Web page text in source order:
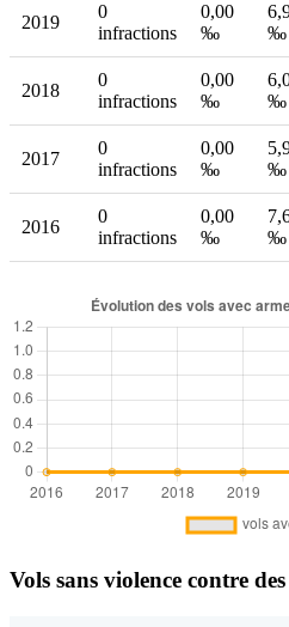
2019
0
infractions
0,00
‰
‰
2018
0
infractions
0,00
‰
‰
2017
0
infractions
0,00
‰
‰
2016
0
infractions
0,00
‰
‰
Vols sans violence contre